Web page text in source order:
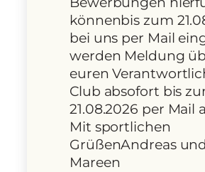
könnenbis zum
bei uns per Mail
werden Meldung
euren
Club absofort bis
21.08.2026 per Mail
Mit sportlichen
GrüßenAndreas und
Mareen